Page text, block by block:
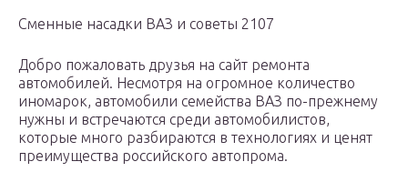
Сменные насадки ВАЗ и советы 2107
Добро пожаловать друзья на сайт ремонта
автомобилей. Несмотря на огромное количество
иномарок, автомобили семейства ВАЗ по-прежнему
нужны и встречаются среди автомобилистов,
которые много разбираются в технологиях и ценят
преимущества российского автопрома.